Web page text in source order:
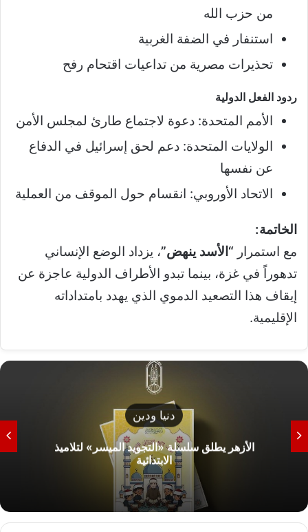
من حزب الله
استنفار في الضفة الغربية
تحذيرات مصرية من تداعيات اقتحام رفح
ردود الفعل الدولية
الأمم المتحدة: دعوة لاجتماع طارئ لمجلس الأمن
الولايات المتحدة: دعم لحق إسرائيل في الدفاع
عن نفسها
الاتحاد الأوروبي: انقسام حول الموقف من العملية
الخاتمة:
مع استمرار “الأسد ينهض”، يزداد الوضع الإنساني
تدهوراً في غزة، بينما تبدو الأطراف الدولية عاجزة عن
إيقاف هذا التصعيد الدموي الذي يهدد بامتداداته
الإقليمية.
دنيا ودين
الأزهر يطلق سلسلة «التجويد الميسر» لتلاميذ
الابتدائية